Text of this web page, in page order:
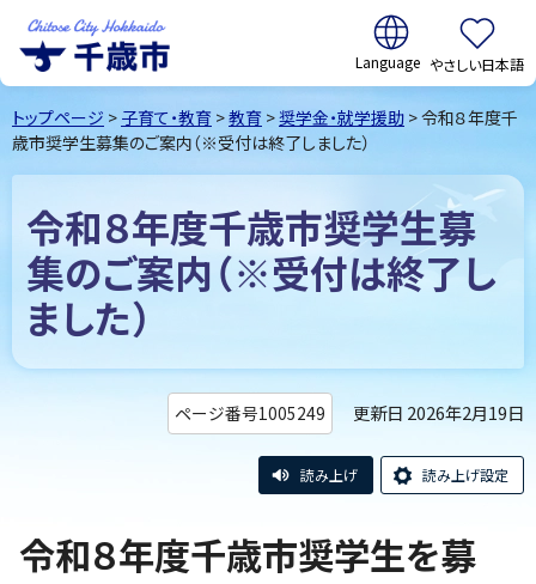
千歳市Chitose
City Hokkaido
翻訳:
やさしい日本語
トップページ > 子育て・教育 >教育 >奨学金・就学援助 > 令和８年度千
歳市奨学生募集のご案内（※受付は終了しました）
令和８年度千歳市奨学生募
集のご案内（※受付は終了し
ました）
ページ番号1005249 更新日 2026年2月19日
読み上げ 読み上げ設定
令和８年度千歳市奨学生を募